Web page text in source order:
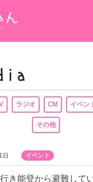
♪
ラジオ CM イベン
その他
日 イベント
き能登から避難して